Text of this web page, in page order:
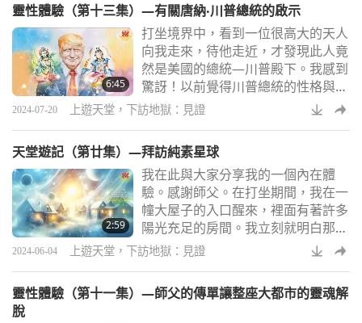
靈性體驗（第十三集）—有關唐納‧川普總統的啟示
6:45
打坐境界中，看到一位很高大的天人
向我走來，待他走近，才發現此人竟
然是美國的總統—川普殿下。我感到
驚訝！以前覺得川普總統的性格與作
風很獨特，我對美國的政治也不太感
興趣。怎會到我的內在境界中來呢？
形貌看起來跟他肉體一樣—穿著筆挺
的過膝長版大衣，一頭標誌性的微捲
金髮。他先問候我，然後慈祥地說：
「我的孩子啊，你還不知道我是誰
嗎？」我當然不知道。他突然變身為
一位女神，長髮中分
2024-07-20 上遊天堂，下訪地獄：見證
天堂遊記（第廿集）—拜訪純素星球
2:59
我在此與大家分享我的一個內在體
驗。感謝師父。在打坐期間，我在一
幢大屋子的入口醒來，裡面有著許多
陽光充足的房間。我立刻就明白那是
另一個物質星球上的不同土地。每樣
東西都是堅固的，就像這裡一樣，但
就只有一把鑰匙。這把鑰匙似乎有點
2024-06-04 上遊天堂，下訪地獄：見證
靈性體驗（第十一集）—師父的傳單讓整座大都市的靈魂解
脫